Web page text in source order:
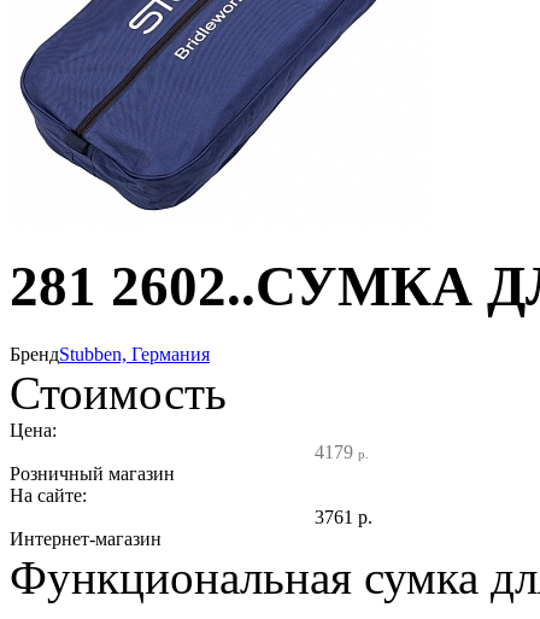
281 2602..СУМКА
БрендStubben, Германия
Стоимость
Цена:
Розничный магазин
4179 р.
На сайте:
Интернет-магазин
3761 р.
Функциональная сумка